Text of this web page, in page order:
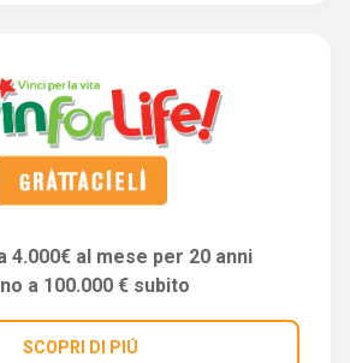
4.000€ al mese per 20 anni
a 100.000 € subito
SCOPRI DI PIÚ